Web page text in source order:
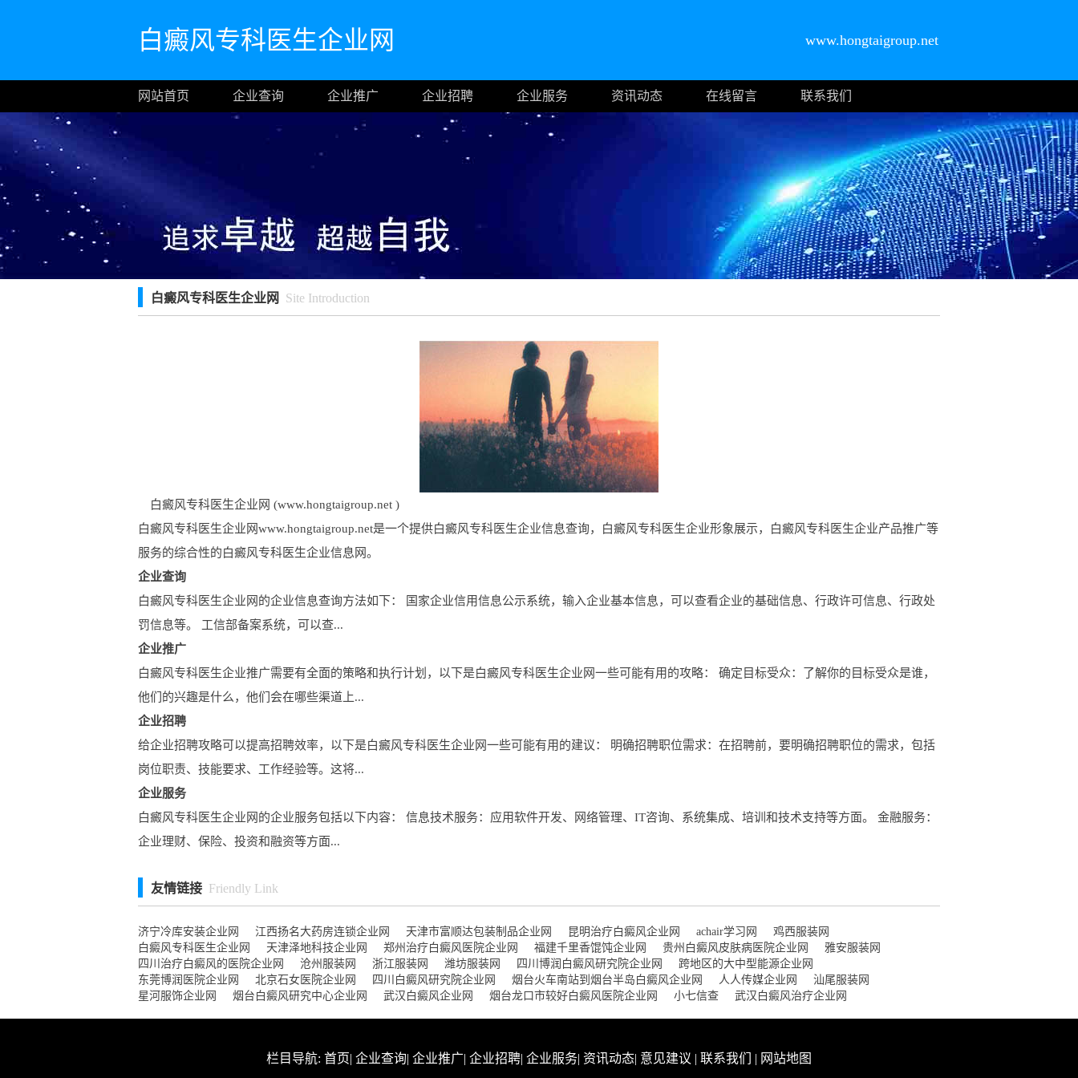
白癜风专科医生企业网 www.hongtaigroup.net
网站首页 企业查询 企业推广 企业招聘 企业服务 资讯动态 在线留言 联系我们
白癜风专科医生企业网 Site Introduction
白癜风专科医生企业网 (www.hongtaigroup.net )
白癜风专科医生企业网www.hongtaigroup.net是一个提供白癜风专科医生企业信息查询，白癜风专科医生企业形象展示，白癜风专科医生企业产品推广等
服务的综合性的白癜风专科医生企业信息网。
企业查询
白癜风专科医生企业网的企业信息查询方法如下： 国家企业信用信息公示系统，输入企业基本信息，可以查看企业的基础信息、行政许可信息、行政处
罚信息等。 工信部备案系统，可以查...
企业推广
白癜风专科医生企业推广需要有全面的策略和执行计划，以下是白癜风专科医生企业网一些可能有用的攻略： 确定目标受众：了解你的目标受众是谁，
他们的兴趣是什么，他们会在哪些渠道上...
企业招聘
给企业招聘攻略可以提高招聘效率，以下是白癜风专科医生企业网一些可能有用的建议： 明确招聘职位需求：在招聘前，要明确招聘职位的需求，包括
岗位职责、技能要求、工作经验等。这将...
企业服务
白癜风专科医生企业网的企业服务包括以下内容： 信息技术服务：应用软件开发、网络管理、IT咨询、系统集成、培训和技术支持等方面。 金融服务：
企业理财、保险、投资和融资等方面...
友情链接 Friendly Link
济宁冷库安装企业网 江西扬名大药房连锁企业网 天津市富顺达包装制品企业网 昆明治疗白癜风企业网 achair学习网
鸡西服装网
白癜风专科医生企业网
天津泽地科技企业网 郑州治疗白癜风医院企业网 福建千里香馄饨企业网 贵州白癜风皮肤病医院企业网
雅安服装网
四川治疗白癜风的医院企业网
沧州服装网 浙江服装网 潍坊服装网 四川博润白癜风研究院企业网
跨地区的大中型能源企业网
东莞博润医院企业网
北京石女医院企业网 四川白癜风研究院企业网 烟台火车南站到烟台半岛白癜风企业网 人人传媒企业网
汕尾服装网
星河服饰企业网
烟台白癜风研究中心企业网 武汉白癜风企业网 烟台龙口市较好白癜风医院企业网 小七信查 武汉白癜风治疗企业网
栏目导航: 首页| 企业查询| 企业推广| 企业招聘| 企业服务| 资讯动态| 意见建议 | 联系我们 | 网站地图